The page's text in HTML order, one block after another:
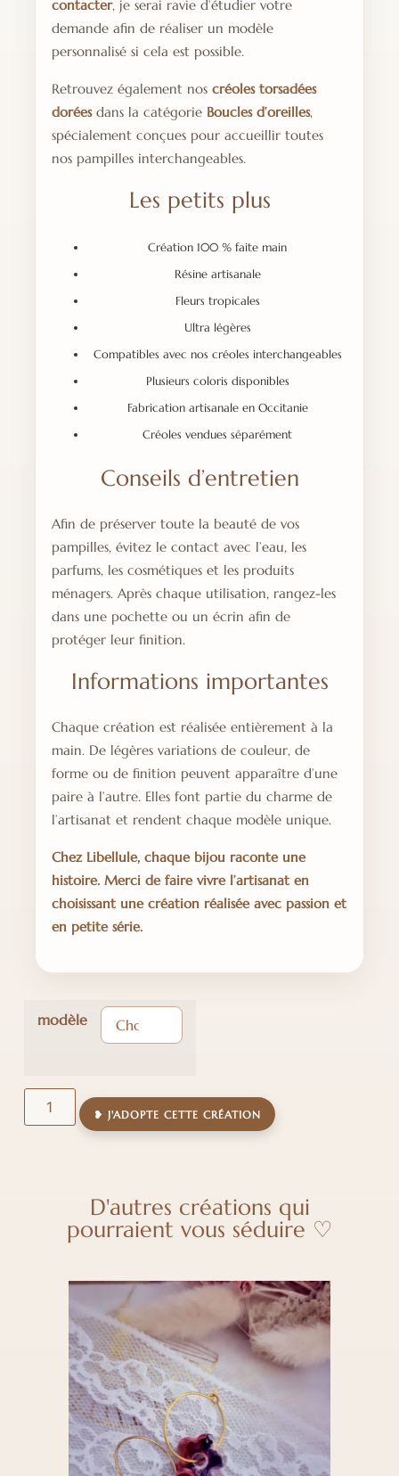
contacter, je serai ravie d’étudier votre
demande afin de réaliser un modèle
personnalisé si cela est possible.
Retrouvez également nos créoles torsadées
doréesdans la catégorie Boucles d’oreilles,
spécialement conçues pour accueillir toutes
nos pampilles interchangeables.
Les petits plus
Création 100 % faite main
Résine artisanale
Fleurs tropicales
Ultra légères
Compatibles avec nos créoles interchangeables
Plusieurs coloris disponibles
Fabrication artisanale en Occitanie
Créoles vendues séparément
Conseils d’entretien
Afin de préserver toute la beauté de vos
pampilles, évitez le contact avec l’eau, les
parfums, les cosmétiques et les produits
ménagers. Après chaque utilisation, rangez-les
dans une pochette ou un écrin afin de
protéger leur finition.
Informations importantes
Chaque création est réalisée entièrement à la
main. De légères variations de couleur, de
forme ou de finition peuvent apparaître d’une
paire à l’autre. Elles font partie du charme de
l’artisanat et rendent chaque modèle unique.
Chez Libellule, chaque bijou raconte une
histoire. Merci de faire vivre l’artisanat en
choisissant une création réalisée avec passion et
en petite série.
modèle
❥ J'ADOPTE CETTE CRÉATION
D'autres créations qui
pourraient vous séduire ♡